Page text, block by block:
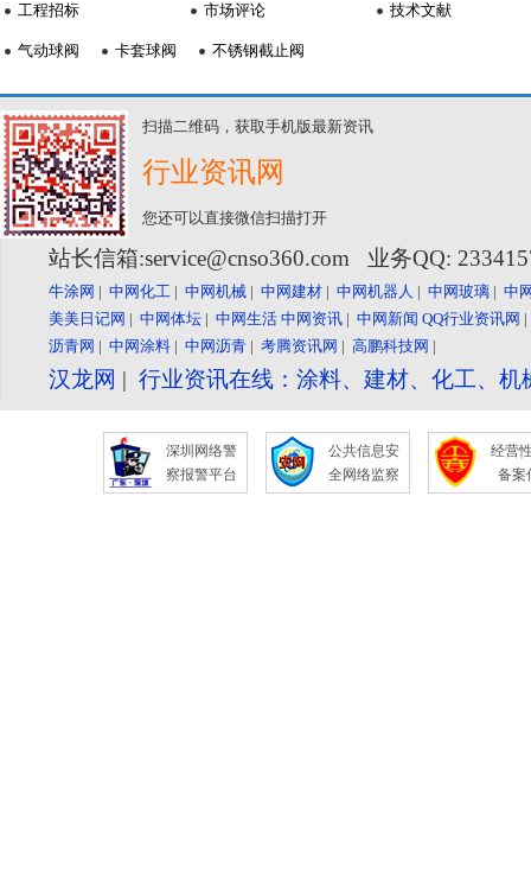
工程招标 市场评论 技术文献
气动球阀 卡套球阀 不锈钢截止阀
扫描二维码，获取手机版最新资讯
行业资讯网
您还可以直接微信扫描打开
站长信箱:service@cnso360.com 业务QQ:
牛涂网 | 中网化工 | 中网机械 | 中网建材 | 中网机器人 | 中网玻璃 | 中
美美日记网 | 中网体坛 | 中网生活 中网资讯 | 中网新闻 QQ行业资讯网
沥青网 | 中网涂料 | 中网沥青 | 考腾资讯网 | 高鹏科技网 |
汉龙网 | 行业资讯在线：涂料、建材、化工、
深圳网络警
察报警平台
公共信息安
全网络监察
经营
备案